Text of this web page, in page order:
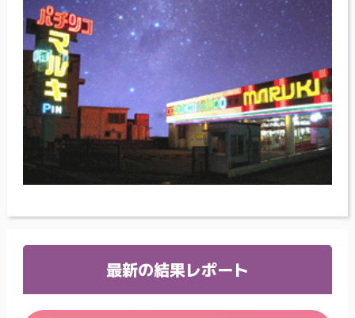
最新の結果レポート